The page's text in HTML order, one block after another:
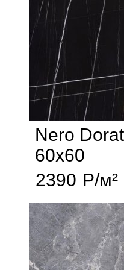
Nero
60x60
2390 Р/м²